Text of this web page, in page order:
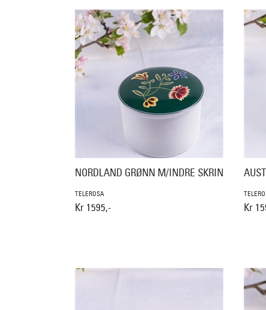
NORDLAND GRØNN M/INDRE SKRIN
TELEROSA
Kr 1595,- Kr